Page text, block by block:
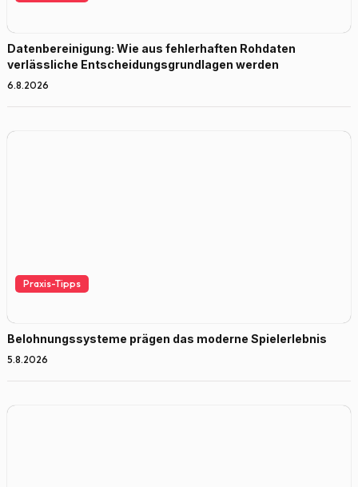
Datenbereinigung: Wie aus fehlerhaften Rohdaten
verlässliche Entscheidungsgrundlagen werden
6.8.2026
Praxis-Tipps
Belohnungssysteme prägen das moderne Spielerlebnis
5.8.2026